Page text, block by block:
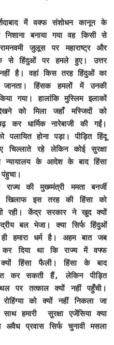
में वक्फ संशोधन कानून के
बनाया गया वह किसी से
जुलूस पर महाराष्ट्र और
से हिंदुओं पर हमले हुए। उत्तर
है। वहां किस तरह हिंदुओं का
हिंसक हमलों में उनकी
गया। हालांकि मुस्लिम इलाकों
को मिला जहाँ मस्जिदों को
कर धार्मिक नारेबाजी की गईं।
होना पड़ा। पीड़ित हिंदू
रहे लेकिन कोई सुरक्षा
न्यायालय के आदेश के बाद हिंसा
की मुख्य्मंत्री ममता बनर्जी
इस तरह की हिंसा को
रही। केंद्र सरकार ने खुद क्यों
बल भेजा। क्या सिर्फ हिंदुओं
हमारा धर्म है। अहम बात जब
दिया था कि राज्य में वफ्फ
हिंसा फैली। हिंसा के बाद
कर सकती हैं, लेकिन पीड़ित
पर तत्काल क्यों नहीं पहुँची।
को क्यों नहीं निकला जा
हमारी सुरक्षा एजेंसिया क्या
अवैध प्रवास सिर्फ चुनावी मसला